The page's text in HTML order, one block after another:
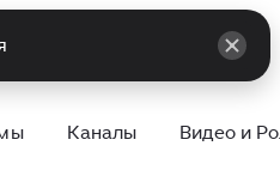
Каналы Видео и